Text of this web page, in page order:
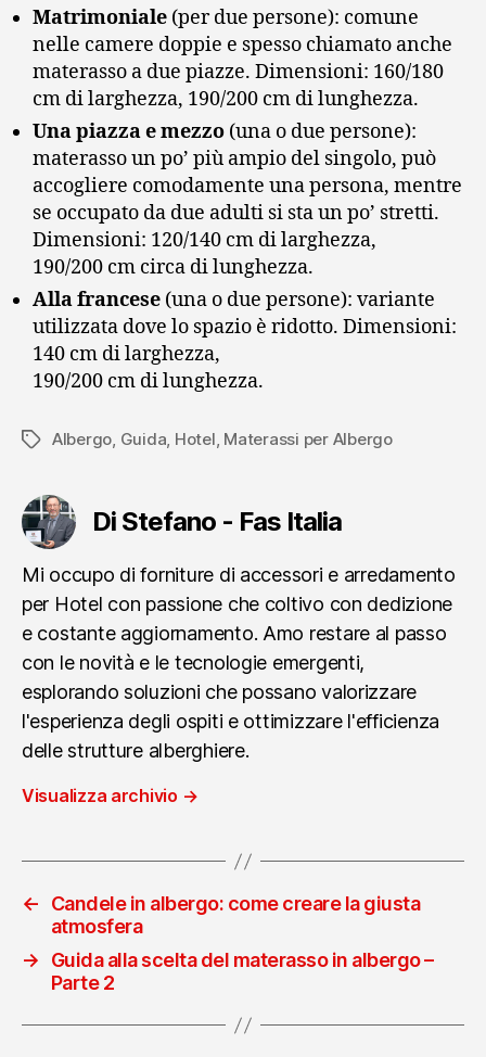
Matrimoniale (per due persone): comune
nelle camere doppie e spesso chiamato anche
materasso a due piazze. Dimensioni: 160/180
cm di larghezza, 190/200 cm di lunghezza.
Una piazza e mezzo (una o due persone):
materasso un po’ più ampio del singolo, può
accogliere comodamente una persona, mentre
se occupato da due adulti si sta un po’ stretti.
Dimensioni: 120/140 cm di larghezza,
190/200 cm circa di lunghezza.
Alla francese (una o due persone): variante
utilizzata dove lo spazio è ridotto. Dimensioni:
140 cm di larghezza,
190/200 cm di lunghezza.
Tag Albergo, Guida, Hotel, Materassi per Albergo
Di Stefano - Fas Italia
Mi occupo di forniture di accessori e arredamento
per Hotel con passione che coltivo con dedizione
e costante aggiornamento. Amo restare al passo
con le novità e le tecnologie emergenti,
esplorando soluzioni che possano valorizzare
l'esperienza degli ospiti e ottimizzare l'efficienza
delle strutture alberghiere.
Visualizza archivio →
←
Candele in albergo: come creare la giusta
atmosfera
→
Guida alla scelta del materasso in albergo –
Parte 2